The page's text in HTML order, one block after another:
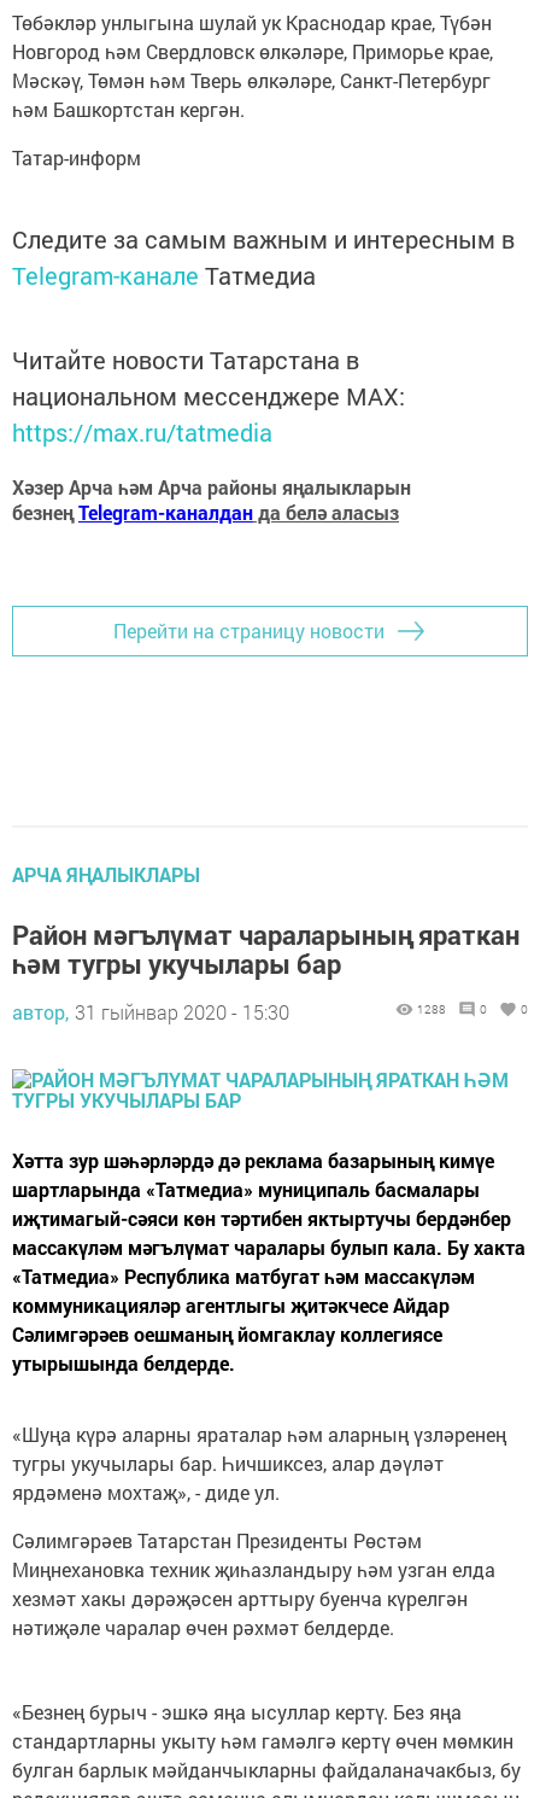
Төбәкләр унлыгына шулай ук Краснодар крае, Түбән
Новгород һәм Свердловск өлкәләре, Приморье крае,
Мәскәү, Төмән һәм Тверь өлкәләре, Санкт-Петербург
һәм Башкортстан кергән.
Татар-информ
Следите за самым важным и интересным в
Telegram-канале Татмедиа
Читайте новости Татарстана в
национальном мессенджере MАХ:
https://max.ru/tatmedia
Хәзер Арча һәм Арча районы яңалыкларын
безнеңTelegram-каналданда белә аласыз
Перейти на страницу новости
АРЧА ЯҢАЛЫКЛАРЫ
Район мәгълүмат чараларының яраткан
һәм тугры укучылары бар
автор, 31 гыйнвар 2020 - 15:30 1288 0 0
Хәтта зур шәһәрләрдә дә реклама базарының кимүе
шартларында «Татмедиа» муниципаль басмалары
иҗтимагый-сәяси көн тәртибен яктыртучы бердәнбер
массакүләм мәгълүмат чаралары булып кала. Бу хакта
«Татмедиа» Республика матбугат һәм массакүләм
коммуникацияләр агентлыгы җитәкчесе Айдар
Сәлимгәрәев оешманың йомгаклау коллегиясе
утырышында белдерде.
«Шуңа күрә аларны яраталар һәм аларның үзләренең
тугры укучылары бар. Һичшиксез, алар дәүләт
ярдәменә мохтаҗ», - диде ул.
Сәлимгәрәев Татарстан Президенты Рөстәм
Миңнехановка техник җиһазландыру һәм узган елда
хезмәт хакы дәрәҗәсен арттыру буенча күрелгән
нәтиҗәле чаралар өчен рәхмәт белдерде.
«Безнең бурыч - эшкә яңа ысуллар кертү. Без яңа
стандартларны укыту һәм гамәлгә кертү өчен мөмкин
булган барлык мәйданчыкларны файдаланачакбыз, бу